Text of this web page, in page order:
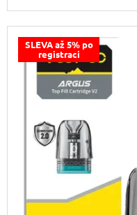
SLEVA až 5% po
registraci